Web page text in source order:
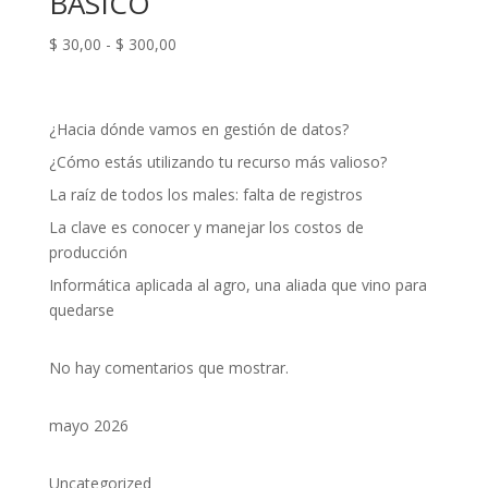
$ 30,00 - $ 300,00Rango
$ 30,00
hasta
$ 300,00
¿Hacia dónde vamos en gestión de datos?
¿Cómo estás utilizando tu recurso más valioso?
La raíz de todos los males: falta de registros
La clave es conocer y manejar los costos de
producción
Informática aplicada al agro, una aliada que vino para
quedarse
No hay comentarios que mostrar.
mayo 2026
Uncategorized